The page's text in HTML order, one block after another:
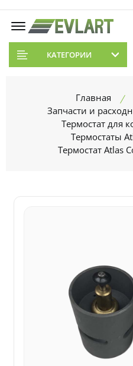
КАТЕГОРИИ
Главная
Запчасти и
Термостат для
Термостаты
Термостат Atlas